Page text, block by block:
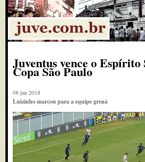
Juventus vence o Espírito
Copa São Paulo
08 jan 2018
Luizinho marcou para a equipe grená